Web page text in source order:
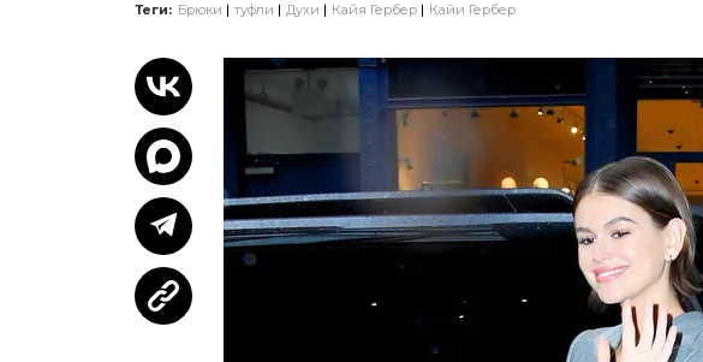
Теги: Брюки туфли Духи Кайя Гербер Кайи Гербер